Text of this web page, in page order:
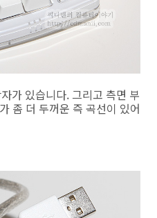
가 있습니다. 그리고 측면 부
좀 더 두꺼운 즉 곡선이 있어